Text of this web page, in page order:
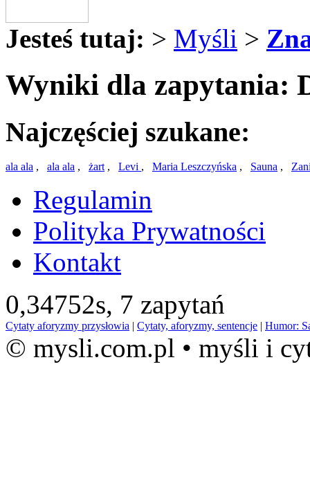
Jesteś tutaj: > Myśli >
Wyniki dla zapytania:
Najczęściej szukane:
ala ala , ala ala , żart, Levi , Maria Leszczyńska , Sauna ,
Regulamin
Polityka Prywatności
Kontakt
0,34752s, 7 zapytań
Cytaty aforyzmy przysłowia | Cytaty, aforyzmy, sentencje | Humor:
© mysli.com.pl • myśli i